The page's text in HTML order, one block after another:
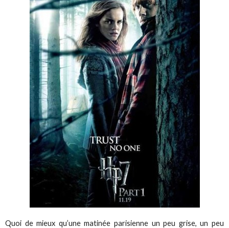
Quoi de mieux qu’une matinée parisienne un peu grise, un peu